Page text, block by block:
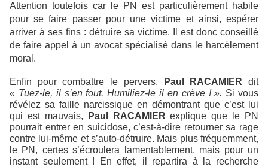
Attention toutefois car le PN est particulièrement habile
pour se faire passer pour une victime et ainsi, espérer
arriver à ses fins : détruire sa victime. Il est donc conseillé
de faire appel à un avocat spécialisé dans le harcèlement
moral.
Enfin pour combattre le pervers, Paul RACAMIER
dit
« Tuez-le, il s’en fout. Humiliez-le il en crève ! ». Si vous
révélez sa faille narcissique en démontrant que c’est lui
qui est mauvais,
Paul RACAMIER explique que le PN
pourrait entrer en suicidose, c’est-à-dire retourner sa rage
contre lui-même et s’auto-détruire. Mais plus fréquemment,
le PN, certes s’écroulera lamentablement, mais pour un
instant seulement ! En effet, il repartira à la recherche